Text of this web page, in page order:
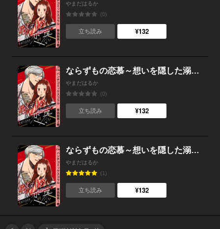
やまだはるか
(0)
立ち読み ¥132
ならずもの恋慕～想いを隠した溺愛ヤクザ～ 単話版第2巻
やまだはるか
(0)
立ち読み ¥132
ならずもの恋慕～想いを隠した溺愛ヤクザ～ 単話版第1巻
やまだはるか
(1)
立ち読み ¥132